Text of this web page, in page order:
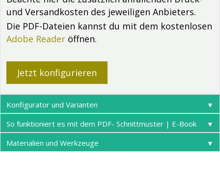
und Versandkosten des jeweiligen Anbieters.
Die PDF-Dateien kannst du mit dem kostenlosen
Adobe Reader öffnen.
Jetzt konfigurieren
Konfigurator und Varianten
▼
So funktioniert es mit dem PDF- Schnittmuster | E-Book
▼
Materialien und Werkzeuge
▼